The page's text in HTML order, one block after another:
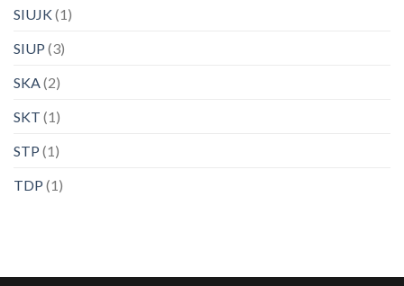
SIUJK(1)
SIUP (3)
SKA (2)
SKT (1)
STP (1)
TDP (1)